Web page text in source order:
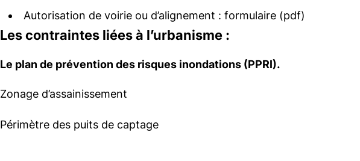
Autorisation de voirie ou d’alignement : formulaire (pdf)
Les contraintes liées à l’urbanisme :
Le plan de prévention des risques inondations (PPRI).
Zonage d’assainissement
Périmètre des puits de captage